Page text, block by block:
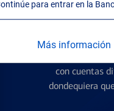
Más información
Obtenga la
con cuentas
dondequiera